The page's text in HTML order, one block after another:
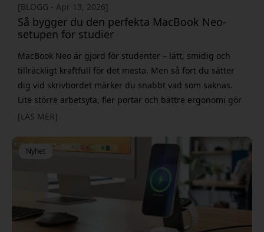
[BLOGG - Apr 13, 2026]
Så bygger du den perfekta MacBook Neo-
setupen för studier
MacBook Neo är gjord för studenter – lätt, smidig och
tillräckligt kraftfull för det mesta. Men så fort du sätter
dig vid skrivbordet märker du snabbt vad som saknas.
Lite större arbetsyta, fler portar och bättre ergonomi gör
stor skillnad när plugget drar igång på riktigt. Det fina är
några få, genomtänkta tillbehör kan du förvand
[LÄS MER]
Nyhet